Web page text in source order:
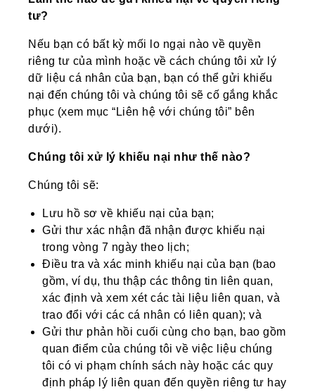
tư?
Nếu bạn có bất kỳ mối lo ngại nào về quyền
riêng tư của mình hoặc về cách chúng tôi xử lý
dữ liệu cá nhân của bạn, bạn có thể gửi khiếu
nại đến chúng tôi và chúng tôi sẽ cố gắng khắc
phục (xem mục “Liên hệ với chúng tôi” bên
dưới).
Chúng tôi xử lý khiếu nại như thế nào?
Chúng tôi sẽ:
Lưu hồ sơ về khiếu nại của bạn;
Gửi thư xác nhận đã nhận được khiếu nại
trong vòng 7 ngày theo lịch;
Điều tra và xác minh khiếu nại của bạn (bao
gồm, ví dụ, thu thập các thông tin liên quan,
xác định và xem xét các tài liệu liên quan, và
trao đổi với các cá nhân có liên quan); và
Gửi thư phản hồi cuối cùng cho bạn, bao gồm
quan điểm của chúng tôi về việc liệu chúng
tôi có vi phạm chính sách này hoặc các quy
định pháp lý liên quan đến quyền riêng tư hay